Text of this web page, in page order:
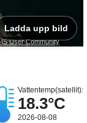
User Community
Ladda upp bild
Vattentemp(satellit):
18.3°C
2026-08-08